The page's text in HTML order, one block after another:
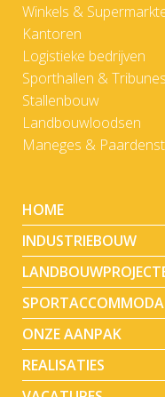
Winkels &
Kantoren
Logistieke bedrijven
Sporthallen & Tribunes
Stallenbouw
Landbouwloodsen
Maneges &
HOME
INDUSTRIEBOUW
ONZE AANPAK
REALISATIES